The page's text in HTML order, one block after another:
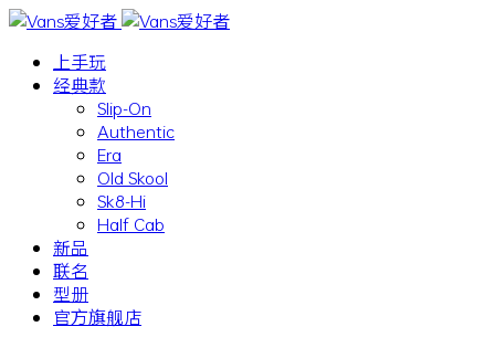
上手玩
经典款
Slip-On
Authentic
Era
Old Skool
Sk8-Hi
Half Cab
新品
联名
型册
官方旗舰店